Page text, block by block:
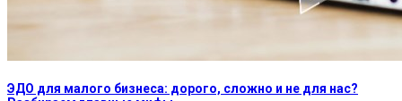
ЭДО для малого бизнеса: дорого, сложно и не для нас?